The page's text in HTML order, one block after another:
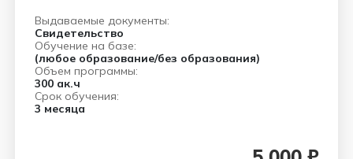
Выдаваемые документы:
Свидетельство
Обучение на базе:
(любое образование/без образования)
Объем программы:
300 ак.ч
Срок обучения:
3 месяца